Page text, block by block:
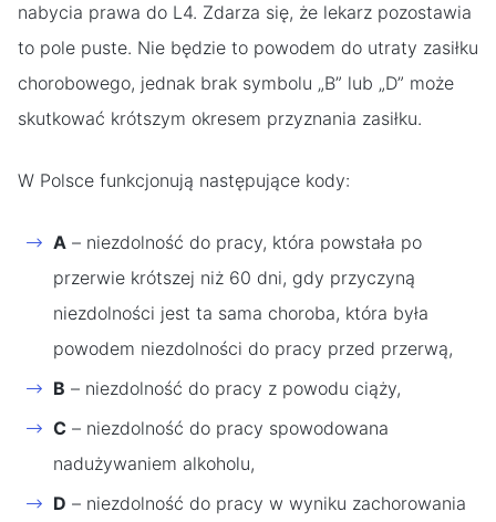
nabycia prawa do L4. Zdarza się, że lekarz pozostawia
to pole puste. Nie będzie to powodem do utraty zasiłku
chorobowego, jednak brak symbolu „B” lub „D” może
skutkować krótszym okresem przyznania zasiłku.
W Polsce funkcjonują następujące kody:
A – niezdolność do pracy, która powstała po
przerwie krótszej niż 60 dni, gdy przyczyną
niezdolności jest ta sama choroba, która była
powodem niezdolności do pracy przed przerwą,
B – niezdolność do pracy z powodu ciąży,
C – niezdolność do pracy spowodowana
nadużywaniem alkoholu,
D – niezdolność do pracy w wyniku zachorowania